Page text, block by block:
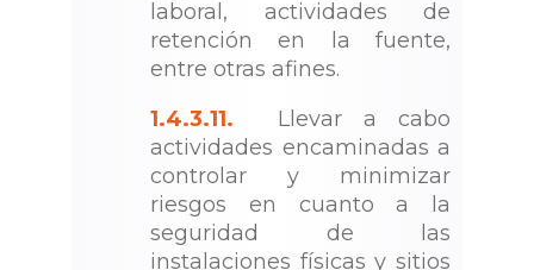
laboral, actividades de
retención en la fuente,
entre otras afines.
1.4.3.11. Llevar a cabo
actividades encaminadas a
controlar y minimizar
riesgos en cuanto a la
seguridad de las
instalaciones físicas y sitios